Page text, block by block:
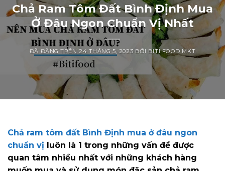
Chả Ram Tôm Đất Bình Định Mua
Ở Đâu Ngon Chuẩn Vị Nhất
ĐÃ ĐĂNG TRÊN24 THÁNG 5, 2023 BỞI BITI FOOD MKT
Chả ram tôm đất Bình Định mua ở đâu ngon
chuẩn vị luôn là 1 trong những vấn đề được
quan tâm nhiều nhất với những khách hàng